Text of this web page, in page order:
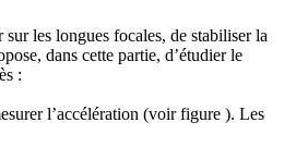
les longues focales, de stabiliser la
dans cette partie, d’étudier le
:
l’accélération (voir figure ). Les